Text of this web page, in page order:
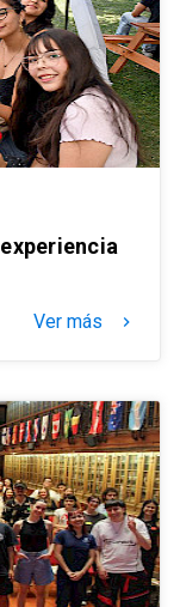
Ver más keyboard_arrow_right